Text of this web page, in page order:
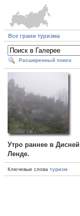
Все грани туризма
Расширенный поиск
Утро раннее в Дисней
Ленде.
Ключевые слова туризм